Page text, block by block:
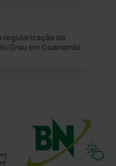
da
Grau em Guanambi